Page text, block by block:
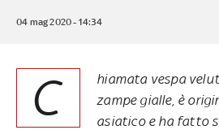
04 mag 2020 - 14:34
C
hiamata vespa
zampe gialle, è
asiatico e ha fatto